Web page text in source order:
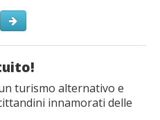
turismo alternativo e
innamorati delle